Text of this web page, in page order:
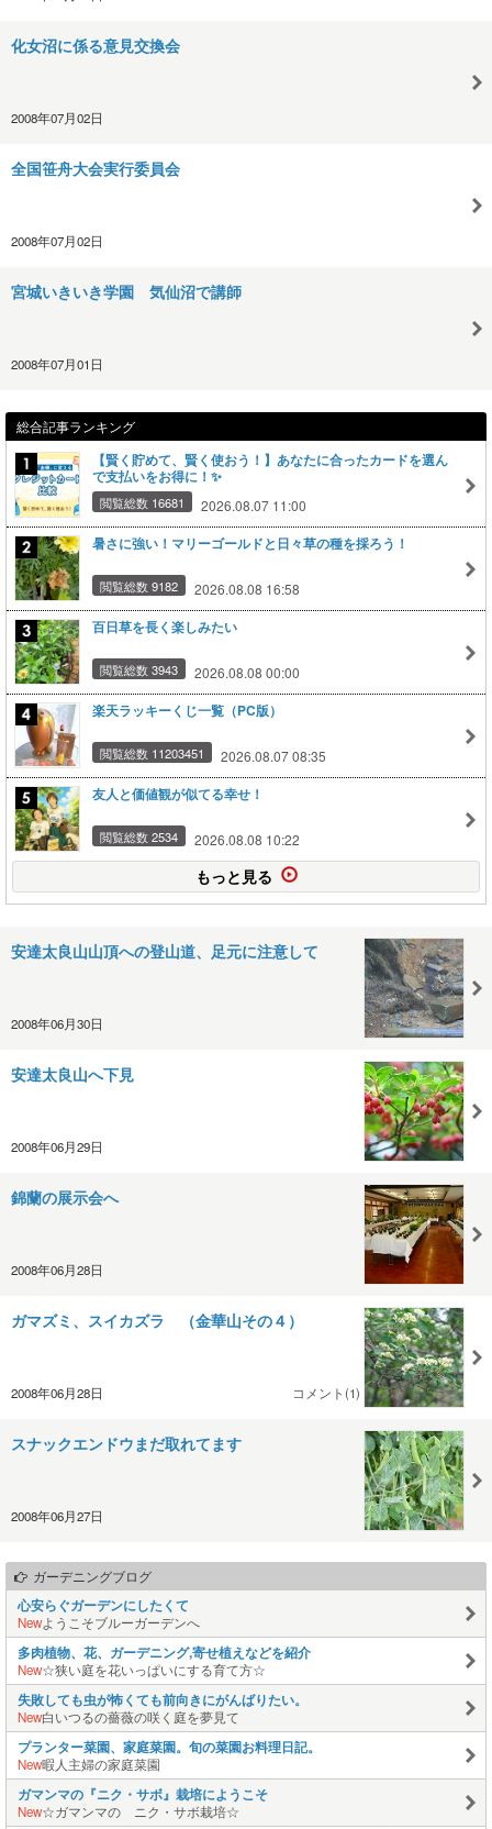
化女沼に係る意見交換会
2008年07月02日
全国笹舟大会実行委員会
2008年07月02日
宮城いきいき学園 気仙沼で講師
2008年07月01日
総合記事ランキング
【賢く貯めて、賢く使おう！】あなたに合ったカードを選ん
で支払いをお得に！✨
閲覧総数 16681 2026.08.07 11:00
暑さに強い！マリーゴールドと日々草の種を採ろう！
閲覧総数 9182 2026.08.08 16:58
百日草を長く楽しみたい
閲覧総数 3943 2026.08.08 00:00
楽天ラッキーくじ一覧（PC版）
閲覧総数 11203451 2026.08.07 08:35
友人と価値観が似てる幸せ！
閲覧総数 2534 2026.08.08 10:22
もっと見る
安達太良山山頂への登山道、足元に注意して
2008年06月30日
安達太良山へ下見
2008年06月29日
錦蘭の展示会へ
2008年06月28日
ガマズミ、スイカズラ （金華山その４）
2008年06月28日 コメント(1)
スナックエンドウまだ取れてます
2008年06月27日
ガーデニングブログ
心安らぐガーデンにしたくて
Newようこそブルーガーデンへ
多肉植物、花、ガーデニング,寄せ植えなどを紹介
New☆狭い庭を花いっぱいにする育て方☆
失敗しても虫が怖くても前向きにがんばりたい。
New白いつるの薔薇の咲く庭を夢見て
プランター菜園、家庭菜園。旬の菜園お料理日記。
New暇人主婦の家庭菜園
ガマンマの『ニク・サボ』栽培にようこそ
New☆ガマンマの ニク・サボ栽培☆